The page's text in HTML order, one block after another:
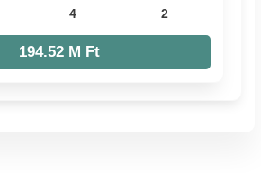
4 2
194.52 M Ft